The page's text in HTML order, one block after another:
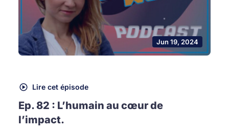
Jun 19, 2024
Lire cet épisode
Ep. 82 : L’humain au cœur de
l’impact.